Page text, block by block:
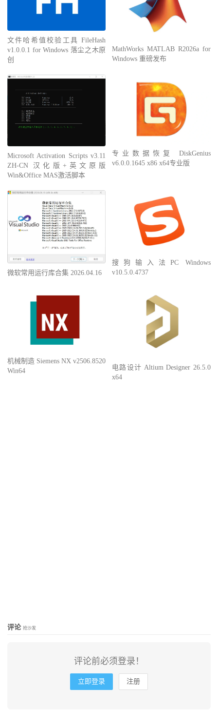
文件哈希值校验工具 FileHash
v1.0.0.1 for Windows 落尘之木原
创
MathWorks MATLAB R2026a for
Windows 重磅发布
Microsoft Activation Scripts v3.11
ZH-CN 汉化版+英文原版
Win&Office MAS激活脚本
专业数据恢复 DiskGenius
v6.0.0.1645 x86 x64专业版
微软常用运行库合集 2026.04.16
搜狗输入法PC Windows
v10.5.0.4737
机械制造 Siemens NX v2506.8520
Win64
电路设计 Altium Designer 26.5.0
x64
评论 抢沙发
评论前必须登录！
立即登录 注册